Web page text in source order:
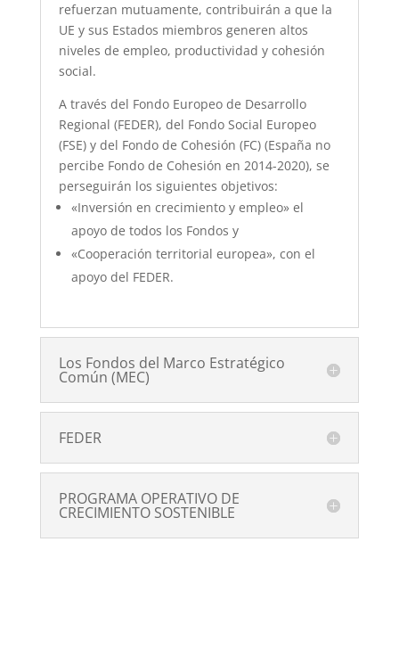
refuerzan mutuamente, contribuirán a que la
UE y sus Estados miembros generen altos
niveles de empleo, productividad y cohesión
social.
A través del Fondo Europeo de Desarrollo
Regional (FEDER), del Fondo Social Europeo
(FSE) y del Fondo de Cohesión (FC) (España no
percibe Fondo de Cohesión en 2014-2020), se
perseguirán los siguientes objetivos:
«Inversión en crecimiento y empleo» el
apoyo de todos los Fondos y
«Cooperación territorial europea», con el
apoyo del FEDER.
Los Fondos del Marco Estratégico
Común (MEC)
FEDER
PROGRAMA OPERATIVO DE
CRECIMIENTO SOSTENIBLE